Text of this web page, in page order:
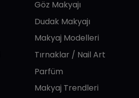
Göz Makyajı
Dudak Makyajı
Makyaj Modelleri
Tırnaklar / Nail Art
Parfüm
Makyaj Trendleri